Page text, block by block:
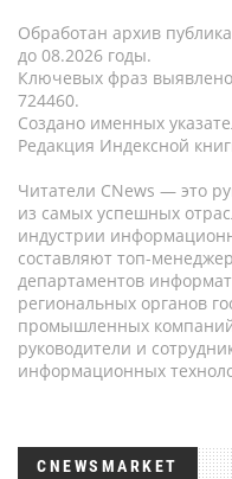
Обработан архив
до 08.2026 годы.
Ключевых фраз
724460.
Создано именных
Редакция Индексной
Читатели CNews — это
из самых успешных
индустрии
составляют топ-
департаментов
региональных органов
промышленных
руководители и
информационных
CNEWSMARKET